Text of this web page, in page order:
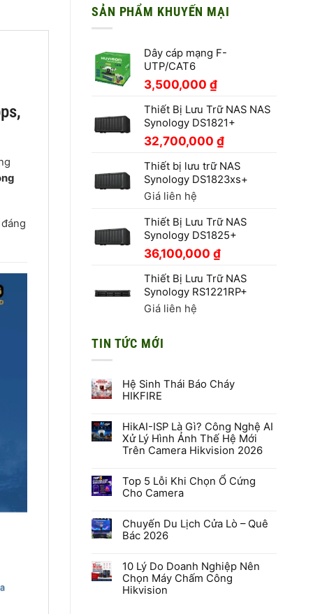
SẢN PHẨM KHUYẾN MẠI
Dây cáp mạng F-
UTP/CAT6
3,500,000 ₫
Thiết Bị Lưu Trữ NAS NAS
Synology DS1821+
32,700,000 ₫
Thiết bị lưu trữ NAS
Synology DS1823xs+
Giá liên hệ
Thiết Bị Lưu Trữ NAS
Synology DS1825+
36,100,000 ₫
Thiết Bị Lưu Trữ NAS
Synology RS1221RP+
Giá liên hệ
TIN TỨC MỚI
Hệ Sinh Thái Báo Cháy
HIKFIRE
bình
luận
ở
Hệ
Báo
Cháy
HIKFIRE
HikAI-ISP Là Gì? Công Nghệ AI
Xử Lý Hình Ảnh Thế Hệ Mới
Trên Camera Hikvision 2026
bình
luận
ở
Là
Gì?
Công
Xử
Lý
Hình
Ảnh
Top 5 Lỗi Khi Chọn Ổ Cứng
Cho Camera
bình
luận
ở
Lỗi
Khi
Chọn
Ổ
Chuyến Du Lịch Cửa Lò – Quê
Bác 2026
bình
luận
ở
Chuyến
10 Lý Do Doanh Nghiệp Nên
Chọn Máy Chấm Công
Hikvision